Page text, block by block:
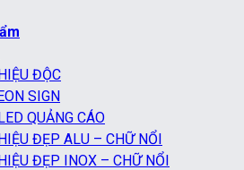
ĐỘC
SIGN
QUẢNG CÁO
ĐẸP ALU – CHỮ NỔI
ĐẸP INOX – CHỮ NỔI